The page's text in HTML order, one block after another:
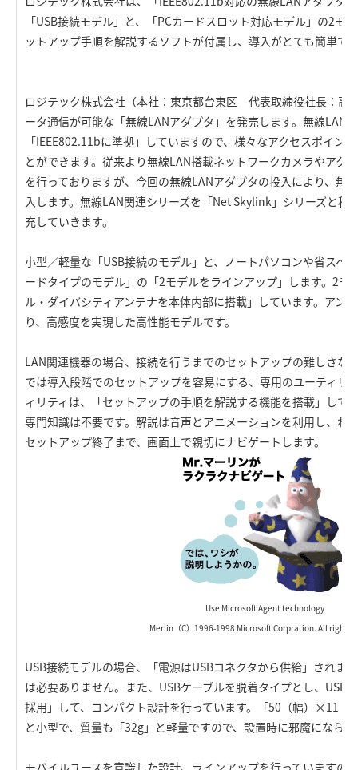
「USB接続モデル」と、「PCカードスロット対応モデル」の2モ
ットアップ手順を解説するソフトが付属し、導入がとても簡単で
ロジテック株式会社（本社：東京都台東区 代表取締役社長：高
ータ通信が可能な「無線LANアダプタ」を発売します。無線LAN
「IEEE802.11bに準拠」していますので、様々なアクセスポイン
とができます。従来より無線LAN搭載ネットワークカメラやアク
を行っておりますが、今回の無線LANアダプタの投入により、無
入します。無線LAN関連シリーズを「Net Skylink」シリーズと称
充していきます。
小型／軽量な「USB接続のモデル」と、ノートパソコンや省スペ
ードタイプのモデル」の「2モデルをラインアップ」します。2モ
ル・ダイバシティアンテナを本体内部に搭載」しています。アン
り、高感度を実現した高性能モデルです。
LAN関連機器の場合、接続を行うまでのセットアップの難しさな
では導入段階でのセットアップを容易にする、専用のユーティリ
ィリティは、「セットアップの手順を解説する機能を搭載」して
専門知識は不要です。解説は音声とアニメーションを利用し、わ
セットアップ終了まで、画面上で親切にナビゲートします。
Use Microsoft Agent technology
Merlin（C）1996-1998 Microsoft Corpration. All right
USB接続モデルの場合、「電源はUSBコネクタから供給」されま
は必要ありません。また、USBケーブルを脱着タイプとし、USB
採用」して、コンパクト設計を行っています。「50（幅）×11
と小型で、質量も「32g」と軽量ですので、設置時に邪魔になら